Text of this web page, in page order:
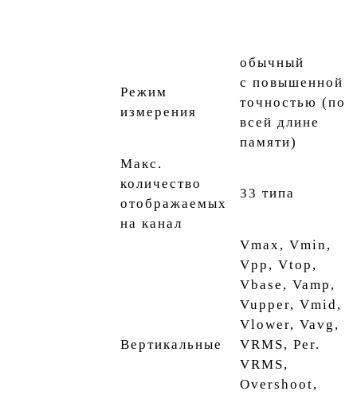
Режим
измерения
обычный
с повышенной
точностью (по
всей длине
памяти)
Макс.
количество
отображаемых
на канал
33 типа
Вертикальные
Vmax, Vmin,
Vpp, Vtop,
Vbase, Vamp,
Vupper, Vmid,
Vlower, Vavg,
VRMS, Per.
VRMS,
Overshoot,